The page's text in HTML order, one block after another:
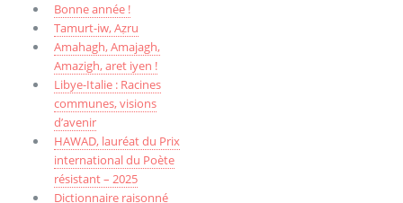
Bonne année !
Tamurt-iw, Aẓru
Amahagh, Amajagh,
Amazigh, aret iyen !
Libye-Italie : Racines
communes, visions
d’avenir
HAWAD, lauréat du Prix
international du Poète
résistant – 2025
Dictionnaire raisonné